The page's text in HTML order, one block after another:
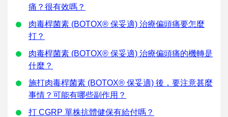
痛？很有效嗎？
肉毒桿菌素 (BOTOX® 保妥適) 治療偏頭痛要怎麼
打？
肉毒桿菌素 (BOTOX® 保妥適) 治療偏頭痛的機轉是
什麼？
施打肉毒桿菌素 (BOTOX® 保妥適) 後，要注意甚麼
事情？可能有哪些副作用？
打 CGRP 單株抗體健保有給付嗎？